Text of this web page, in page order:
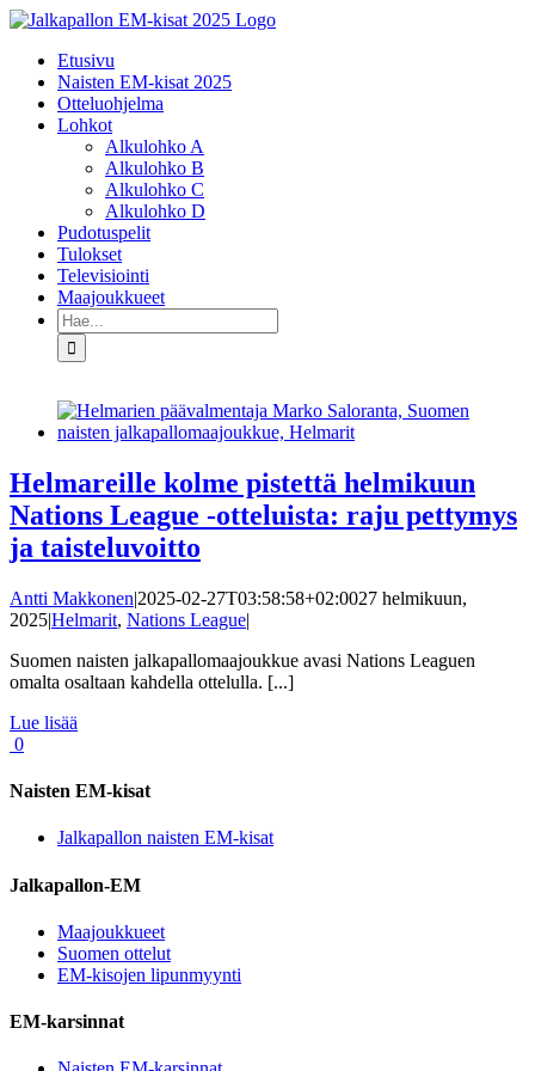
Skip
contentEtusivu
Naisten EM-kisat 2025
Otteluohjelma
Lohkot
Alkulohko A
Alkulohko B
Alkulohko C
Alkulohko D
Pudotuspelit
Tulokset
Televisiointi
Maajoukkueet
Etsi
...
Helmareille kolme pistettä helmikuun
Nations League -otteluista: raju pettymys
ja taisteluvoitto
Antti Makkonen|2025-02-27T03:58:58+02:0027 helmikuun,
2025|Helmarit, Nations League|
Suomen naisten jalkapallomaajoukkue avasi Nations Leaguen
omalta osaltaan kahdella ottelulla. [...]
Lue lisää
0
Naisten EM-kisat
Jalkapallon naisten EM-kisat
Jalkapallon-EM
Maajoukkueet
Suomen ottelut
EM-kisojen lipunmyynti
EM-karsinnat